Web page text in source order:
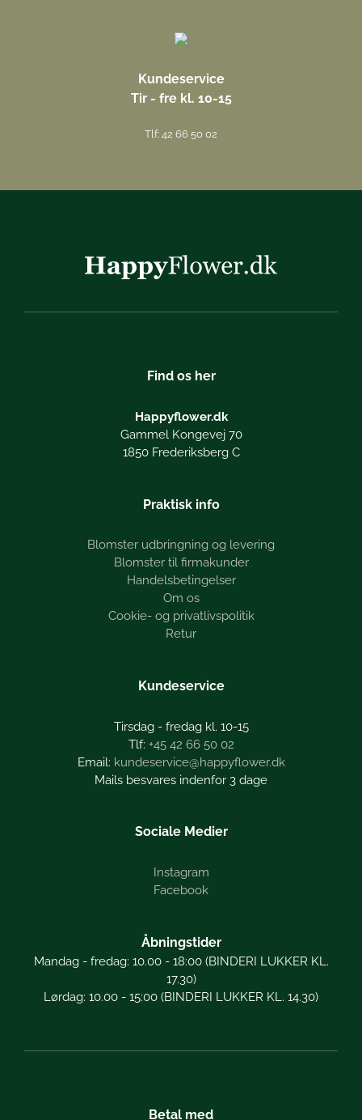
Kundeservice
Tir - fre kl. 10-15
Tlf: 42 66 50 02
Find os her
Happyflower.dk
Gammel Kongevej 70
1850 Frederiksberg C
Praktisk info
Blomster udbringning og levering
Blomster til firmakunder
Handelsbetingelser
Om os
Cookie- og privatlivspolitik
Retur
Kundeservice
Tirsdag - fredag kl. 10-15
+45 42 66 50 02
kundeservice@happyflower.dk
Mails besvares indenfor 3 dage
Sociale Medier
Instagram
Facebook
Åbningstider
Mandag - fredag: 10.00 - 18:00 (BINDERI LUKKER KL.
17.30)
Lørdag: 10.00 - 15:00 (BINDERI LUKKER KL. 14.30)
Betal med